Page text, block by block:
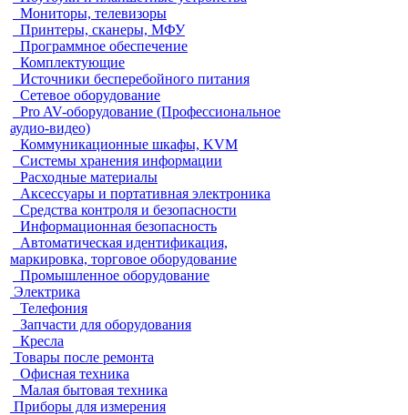
Мониторы, телевизоры
Принтеры, сканеры, МФУ
Программное обеспечение
Комплектующие
Источники бесперебойного питания
Сетевое оборудование
Pro AV-оборудование (Профессиональное
аудио-видео)
Коммуникационные шкафы, KVM
Системы хранения информации
Расходные материалы
Аксессуары и портативная электроника
Средства контроля и безопасности
Информационная безопасность
Автоматическая идентификация,
маркировка, торговое оборудование
Промышленное оборудование
Электрика
Телефония
Запчасти для оборудования
Кресла
Товары после ремонта
Офисная техника
Малая бытовая техника
Приборы для измерения